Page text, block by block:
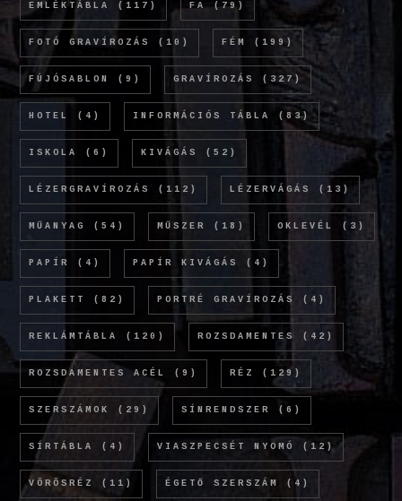
EMLÉKTÁBLA (117) FA (79)
FOTÓ GRAVÍROZÁS (10) FÉM (199)
FÚJÓSABLON (9) GRAVÍROZÁS (327)
HOTEL (4) INFORMÁCIÓS TÁBLA (83)
ISKOLA (6) KIVÁGÁS (52)
LÉZERGRAVÍROZÁS (112) LÉZERVÁGÁS (13)
MŰANYAG (54) MŰSZER (18) OKLEVÉL (3)
PAPÍR (4) PAPÍR KIVÁGÁS (4)
PLAKETT (82) PORTRÉ GRAVÍROZÁS (4)
REKLÁMTÁBLA (120) ROZSDAMENTES (42)
ROZSDAMENTES ACÉL (9) RÉZ (129)
SZERSZÁMOK (29) SÍNRENDSZER (6)
SÍRTÁBLA (4) VIASZPECSÉT NYOMÓ (12)
VÖRÖSRÉZ (11) ÉGETŐ SZERSZÁM (4)